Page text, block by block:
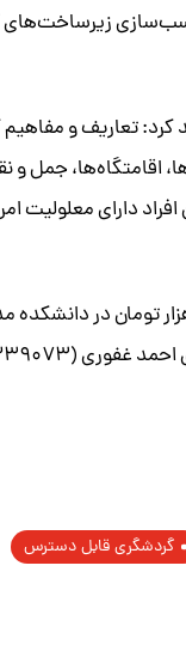
زیرساخت‌های
کرد: تعاریف و
اقامتگاه‌ها، جمل
دارای معلولیت
کارگاه روز چهارشنبه یکم دی ماه به مدت ۴ ساعت
تماس بگیرند.
گردشگری قابل دسترس